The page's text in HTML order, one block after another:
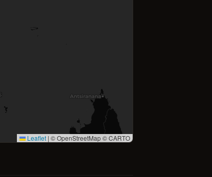
Leaflet | © OpenStreetMap © CARTO